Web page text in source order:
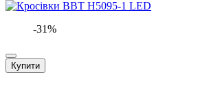
-31%
Купити